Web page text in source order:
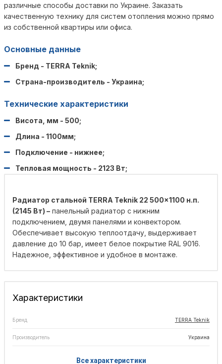
различные способы доставки по Украине. Заказать
качественную технику для систем отопления можно прямо
из собственной квартиры или офиса.
Основные данные
Бренд - TERRA Teknik;
Страна-производитель - Украина;
Технические характеристики
Висота, мм - 500;
Длина - 1100мм;
Подключение - нижнее;
Тепловая мощность - 2123 Вт;
Радиатор стальной TERRA Teknik 22 500×1100 н.п.
(2145 Вт) – панельный радиатор с нижним
подключением, двумя панелями и конвектором.
Обеспечивает высокую теплоотдачу, выдерживает
давление до 10 бар, имеет белое покрытие RAL 9016.
Надежное, эффективное и удобное в монтаже.
Характеристики
Бренд TERRA Teknik
Производитель Украина
Все характеристики